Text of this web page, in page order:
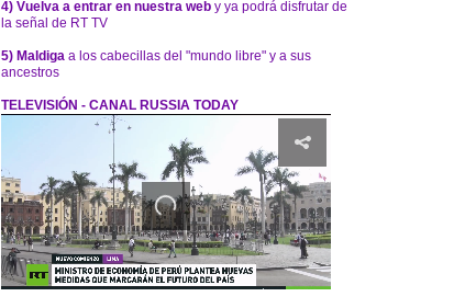
4) Vuelva a entrar en nuestra web y ya podrá disfrutar de
la señal de RT TV
5) Maldiga a los cabecillas del "mundo libre" y a sus
ancestros
TELEVISIÓN - CANAL RUSSIA TODAY